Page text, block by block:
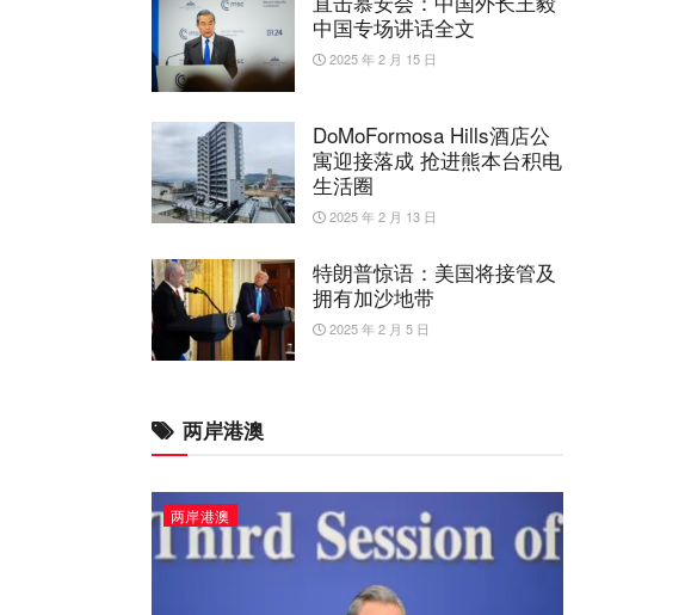
中国专场讲话全文
2025 年 2 月 15 日
DoMoFormosa Hills酒店公
寓迎接落成 抢进熊本台积电
生活圈
2025 年 2 月 13 日
特朗普惊语：美国将接管及
拥有加沙地带
2025 年 2 月 5 日
两岸港澳
两岸港澳